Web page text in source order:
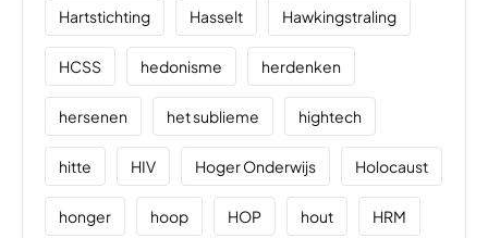
Hartstichting Hasselt Hawkingstraling
HCSS hedonisme herdenken
hersenen het sublieme hightech
hitte HIV Hoger Onderwijs Holocaust
honger hoop HOP hout HRM